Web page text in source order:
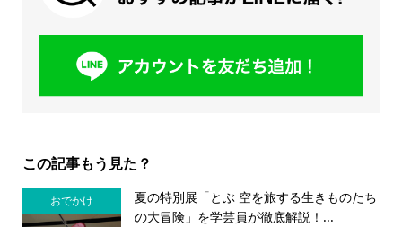
この記事もう見た？
おでかけ
夏の特別展「とぶ 空を旅する生きものたち
の大冒険」を学芸員が徹底解説！...